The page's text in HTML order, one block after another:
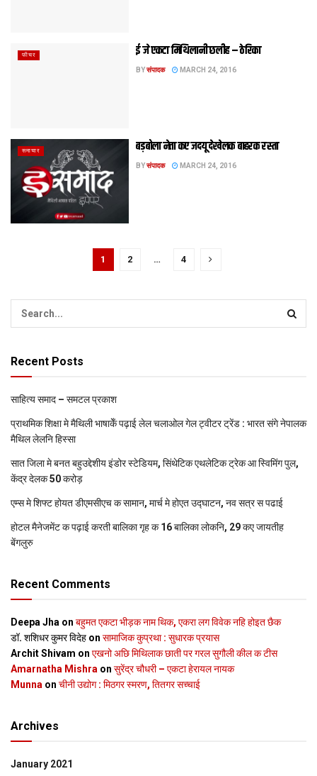
फीचर ई जे एकटा मिथि‍लानी छलीह – ठेरिका
BYसंपादक MARCH 24, 2016
समाचार बड़बोला नेता कए जदयू देखेलक बाहरक रस्ता
BYसंपादक MARCH 24, 2016
1 2 … 4
Recent Posts
साहित्य समाद – समटल प्रकाश
प्राथमिक शि‍क्षा मे मैथि‍ली भाषाकेँ पढ़ाई लेल चलाओल गेल ट्वीटर ट्रेंड : भारत संगे नेपालक
मैथिल लेलनि हिस्सा
सात जिला मे बनत बहुउद्देशीय इंडोर स्‍टेडि‍यम, सिंथेटिक एथलेटिक ट्रेक आ स्विमिंग पुल,
केंद्र देलक 50 करोड़
एम्स मे शिफ्ट होयत डीएमसीएच क सामान, मार्च मे होएत उद्घाटन, नव सत्र स पढाई
होटल मैनेजमेंट क पढ़ाई करती बालिका गृह क 16 बालिका लोकनि, 29 कए जायतीह
बेंगलुरु
Recent Comments
Deepa Jha on बहुमत एकटा भीड़क नाम थिक, एकरा लग विवेक नहि होइत छैक
डॉ. शशिधर कुमर विदेह on सामाजिक कुप्रथा : सुधारक प्रयास
Archit Shivam on एखनो अछि मिथिलाक छाती पर गरल सुगौली कील क टीस
Amarnatha Mishra on सुरेंद्र चौधरी – एकटा हेरायल नायक
Munna on चीनी उद्योग : मिठगर स्‍मरण, तितगर सच्‍चाई
Archives
January 2021